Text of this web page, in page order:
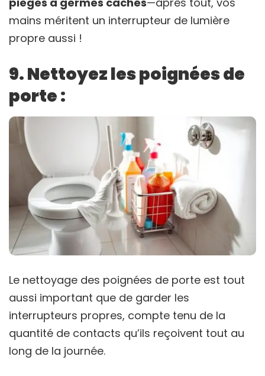
mains méritent un interrupteur de lumière
propre aussi !
9. Nettoyez les poignées de
porte :
Le nettoyage des poignées de porte est tout
aussi important que de garder les
interrupteurs propres, compte tenu de la
quantité de contacts qu’ils reçoivent tout au
long de la journée.